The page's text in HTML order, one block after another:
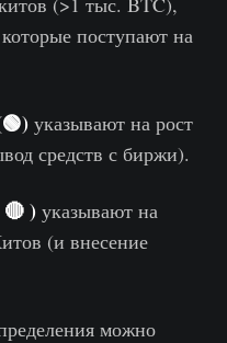
поступают на
указывают на рост
средств с биржи).
) указывают на
(и внесение
можно